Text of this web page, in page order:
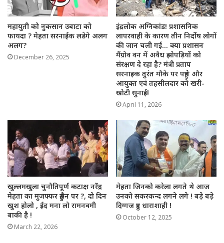
महायुती को नुकसान उबाटा को
फायदा ? मेहता सरनाईक लडेगे अलग
अलग?
December 26, 2025
इंद्रलोक अग्निकांड! प्रशासनिक
लापरवाही के कारण तीन निर्दोष लोगों
की जान चली गई… क्या प्रशासन
मैंग्रोव वन में अवैध झोपड़ियों को
संरक्षण दे रहा है? मंत्री प्रताप
सरनाइक तुरंत मौके पर पहुंचे और
आयुक्त एवं तहसीलदार को खरी-
खोटी सुनाई!
April 11, 2026
खुल्लमखुला चुनौतिपूर्ण कटाक्ष नरेंद्र
मेहता का मुजफ्फर हुसैन पर ?, दो दिन
खुश होलो , ईद मना लो रामनवमी
बाकी है !
March 22, 2026
मेहता जिनको करेला लगते थे आज
उनको सकरकन्द लगने लगे ! बड़े बड़े
दिग्गज हुए धाराशाही !
October 12, 2025